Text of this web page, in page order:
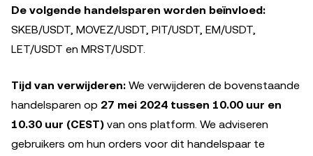
De volgende handelsparen worden beïnvloed:
SKEB/USDT, MOVEZ/USDT, PIT/USDT, EM/USDT,
LET/USDT en MRST/USDT.
Tijd van verwijderen: We verwijderen de bovenstaande
handelsparen op 27 mei 2024 tussen 10.00 uur en
10.30 uur (CEST) van ons platform. We adviseren
gebruikers om hun orders voor dit handelspaar te